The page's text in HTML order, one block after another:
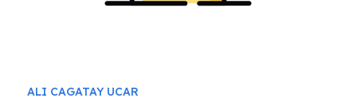
ALI CAGATAY UCAR